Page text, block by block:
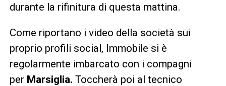
durante la rifinitura di questa mattina.
Come riportano i video della società sui
proprio profili social, Immobile si è
regolarmente imbarcato con i compagni
per Marsiglia. Toccherà poi al tecnico